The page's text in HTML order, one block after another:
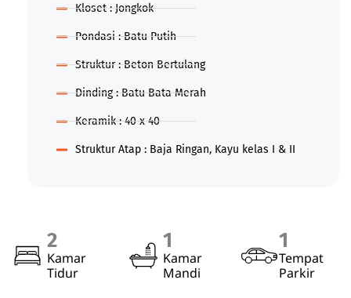
Kloset : Jongkok
Pondasi : Batu Putih
Struktur : Beton Bertulang
Dinding : Batu Bata Merah
Keramik : 40 x 40
Struktur Atap : Baja Ringan, Kayu kelas I & II
2
Kamar
Tidur
1
Kamar
Mandi
1
Tempat
Parkir